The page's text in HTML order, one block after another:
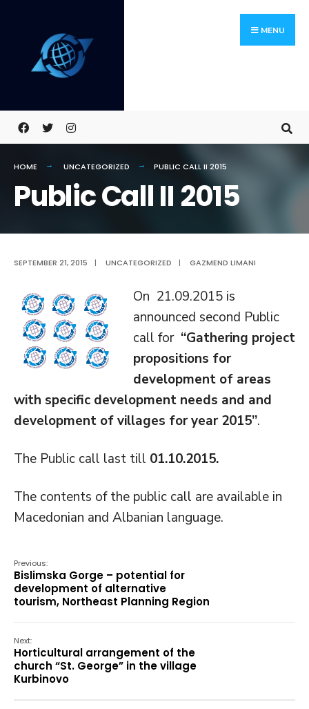
content
MENU
HOME UNCATEGORIZED PUBLIC CALL II 2015
Public Call II 2015
SEPTEMBER 21, 2015 | UNCATEGORIZED | GAZMEND LIMANI
On 21.09.2015 is
announced second Public
call for “Gathering project
propositions for
development of areas
with specific development needs and and
development of villages for year 2015”.
The Public call last till 01.10.2015.
The contents of the public call are available in
Macedonian and Albanian language.
Previous:
Bislimska Gorge – potential for
development of alternative
tourism, Northeast Planning Region
Next:
Horticultural arrangement of the
church “St. George” in the village
Kurbinovo